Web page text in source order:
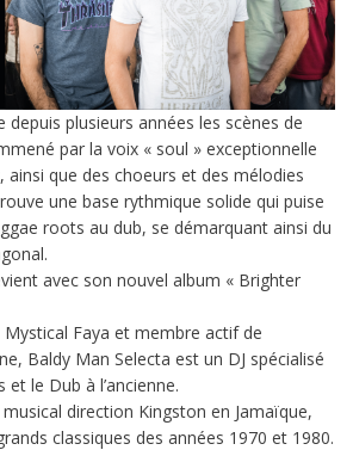
depuis plusieurs années les scènes de
par la voix « soul » exceptionnelle
ainsi que des choeurs et des mélodies
une base rythmique solide qui puise
roots au dub, se démarquant ainsi du
avec son nouvel album « Brighter
Faya et membre actif de
Baldy Man Selecta est un DJ spécialisé
le Dub à l’ancienne.
direction Kingston en Jamaïque,
classiques des années 1970 et 1980.